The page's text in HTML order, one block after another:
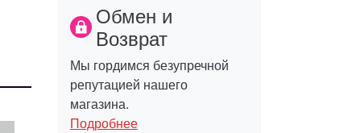
Обмен и
Возврат
Мы гордимся безупречной
репутацией нашего
магазина.
Подробнее